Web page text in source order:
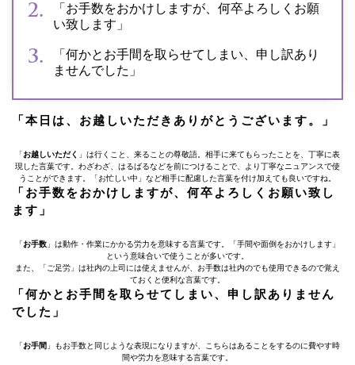
「お手数をおかけしますが、何卒よろしくお願
い致します」
「何かとお手間を取らせてしまい、申し訳あり
ませんでした」
「本日は、お越しいただきありがとうございます。」
「お越しいただく 」は行くこと、来ることの尊敬語。相手に来てもらったことを、丁寧に表
現した言葉です。わざわざ、はるばるなどを前につけることで、より丁寧なニュアンスで使
うことができます。「お忙しい中」など相手に配慮した言葉を付け加えても良いですね。
「お手数をおかけしますが、何卒よろしくお願い致し
ます」
「お手数 」は動作・作業にかかる労力を意味する言葉です。「手間や面倒をおかけします」
という意味合いで使うことが多いです。
また、「ご足労」は社内の上司には使えませんが、お手数は社内のでも使用できるので覚え
ておくと便利な言葉です。
「何かとお手間を取らせてしまい、申し訳ありません
でした」
「お手間 」もお手数と同じような表現になりますが、こちらはあることをするのに費やす時
間や労力を意味する言葉です。